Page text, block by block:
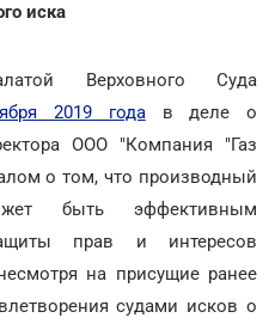
иска
Верховного Суда
2019 годав деле о
ООО "Компания "Газ
о том, что производный
быть эффективным
прав и интересов
на присущие ранее
судами исков о